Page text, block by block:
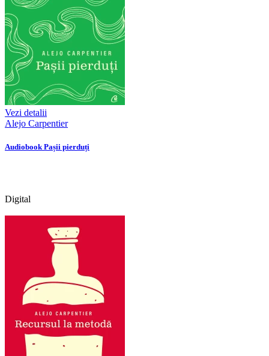
Vezi detalii
Alejo Carpentier
Audiobook Pașii pierduți
Digital